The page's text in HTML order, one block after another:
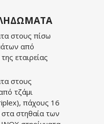
στους πίσω
από
εταιρείας
στους
τζάμι
πάχους 16
στηθαία των